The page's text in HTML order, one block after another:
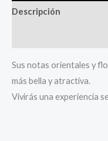
Descripción
Sus notas orientales y
más bella y atractiva.
Vivirás una experiencia